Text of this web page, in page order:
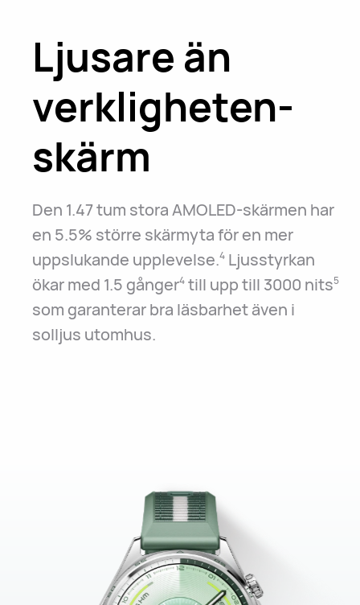
Ljusare än
verkligheten-
skärm
Den 1.47 tum stora AMOLED-skärmen har
en 5.5% större skärmyta för en mer
uppslukande upplevelse.4Ljusstyrkan
ökar med 1.5 gånger4till upp till 3000 nits5
som garanterar bra läsbarhet även i
solljus utomhus.